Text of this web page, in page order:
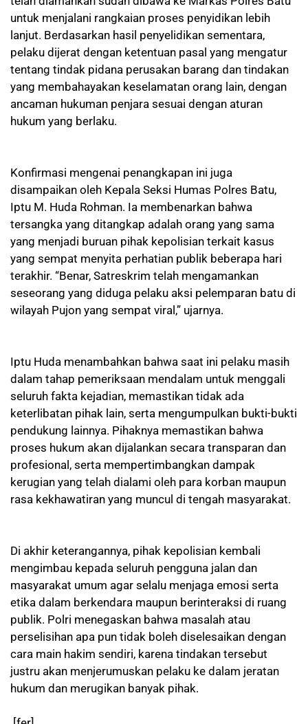
untuk menjalani rangkaian proses penyidikan lebih
lanjut. Berdasarkan hasil penyelidikan sementara,
pelaku dijerat dengan ketentuan pasal yang mengatur
tentang tindak pidana perusakan barang dan tindakan
yang membahayakan keselamatan orang lain, dengan
ancaman hukuman penjara sesuai dengan aturan
hukum yang berlaku.
Konfirmasi mengenai penangkapan ini juga
disampaikan oleh Kepala Seksi Humas Polres Batu,
Iptu M. Huda Rohman. Ia membenarkan bahwa
tersangka yang ditangkap adalah orang yang sama
yang menjadi buruan pihak kepolisian terkait kasus
yang sempat menyita perhatian publik beberapa hari
terakhir. “Benar, Satreskrim telah mengamankan
seseorang yang diduga pelaku aksi pelemparan batu di
wilayah Pujon yang sempat viral,” ujarnya.
Iptu Huda menambahkan bahwa saat ini pelaku masih
dalam tahap pemeriksaan mendalam untuk menggali
seluruh fakta kejadian, memastikan tidak ada
keterlibatan pihak lain, serta mengumpulkan bukti-bukti
pendukung lainnya. Pihaknya memastikan bahwa
proses hukum akan dijalankan secara transparan dan
profesional, serta mempertimbangkan dampak
kerugian yang telah dialami oleh para korban maupun
rasa kekhawatiran yang muncul di tengah masyarakat.
Di akhir keterangannya, pihak kepolisian kembali
mengimbau kepada seluruh pengguna jalan dan
masyarakat umum agar selalu menjaga emosi serta
etika dalam berkendara maupun berinteraksi di ruang
publik. Polri menegaskan bahwa masalah atau
perselisihan apa pun tidak boleh diselesaikan dengan
cara main hakim sendiri, karena tindakan tersebut
justru akan menjerumuskan pelaku ke dalam jeratan
hukum dan merugikan banyak pihak.